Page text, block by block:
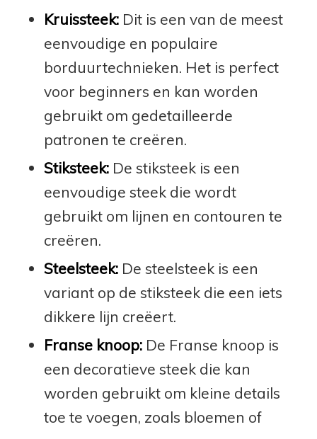
Kruissteek:Dit is een van de meest
eenvoudige en populaire
borduurtechnieken. Het is perfect
voor beginners en kan worden
gebruikt om gedetailleerde
patronen te creëren.
Stiksteek:De stiksteek is een
eenvoudige steek die wordt
gebruikt om lijnen en contouren te
creëren.
Steelsteek:De steelsteek is een
variant op de stiksteek die een iets
dikkere lijn creëert.
Franse knoop:De Franse knoop is
een decoratieve steek die kan
worden gebruikt om kleine details
toe te voegen, zoals bloemen of